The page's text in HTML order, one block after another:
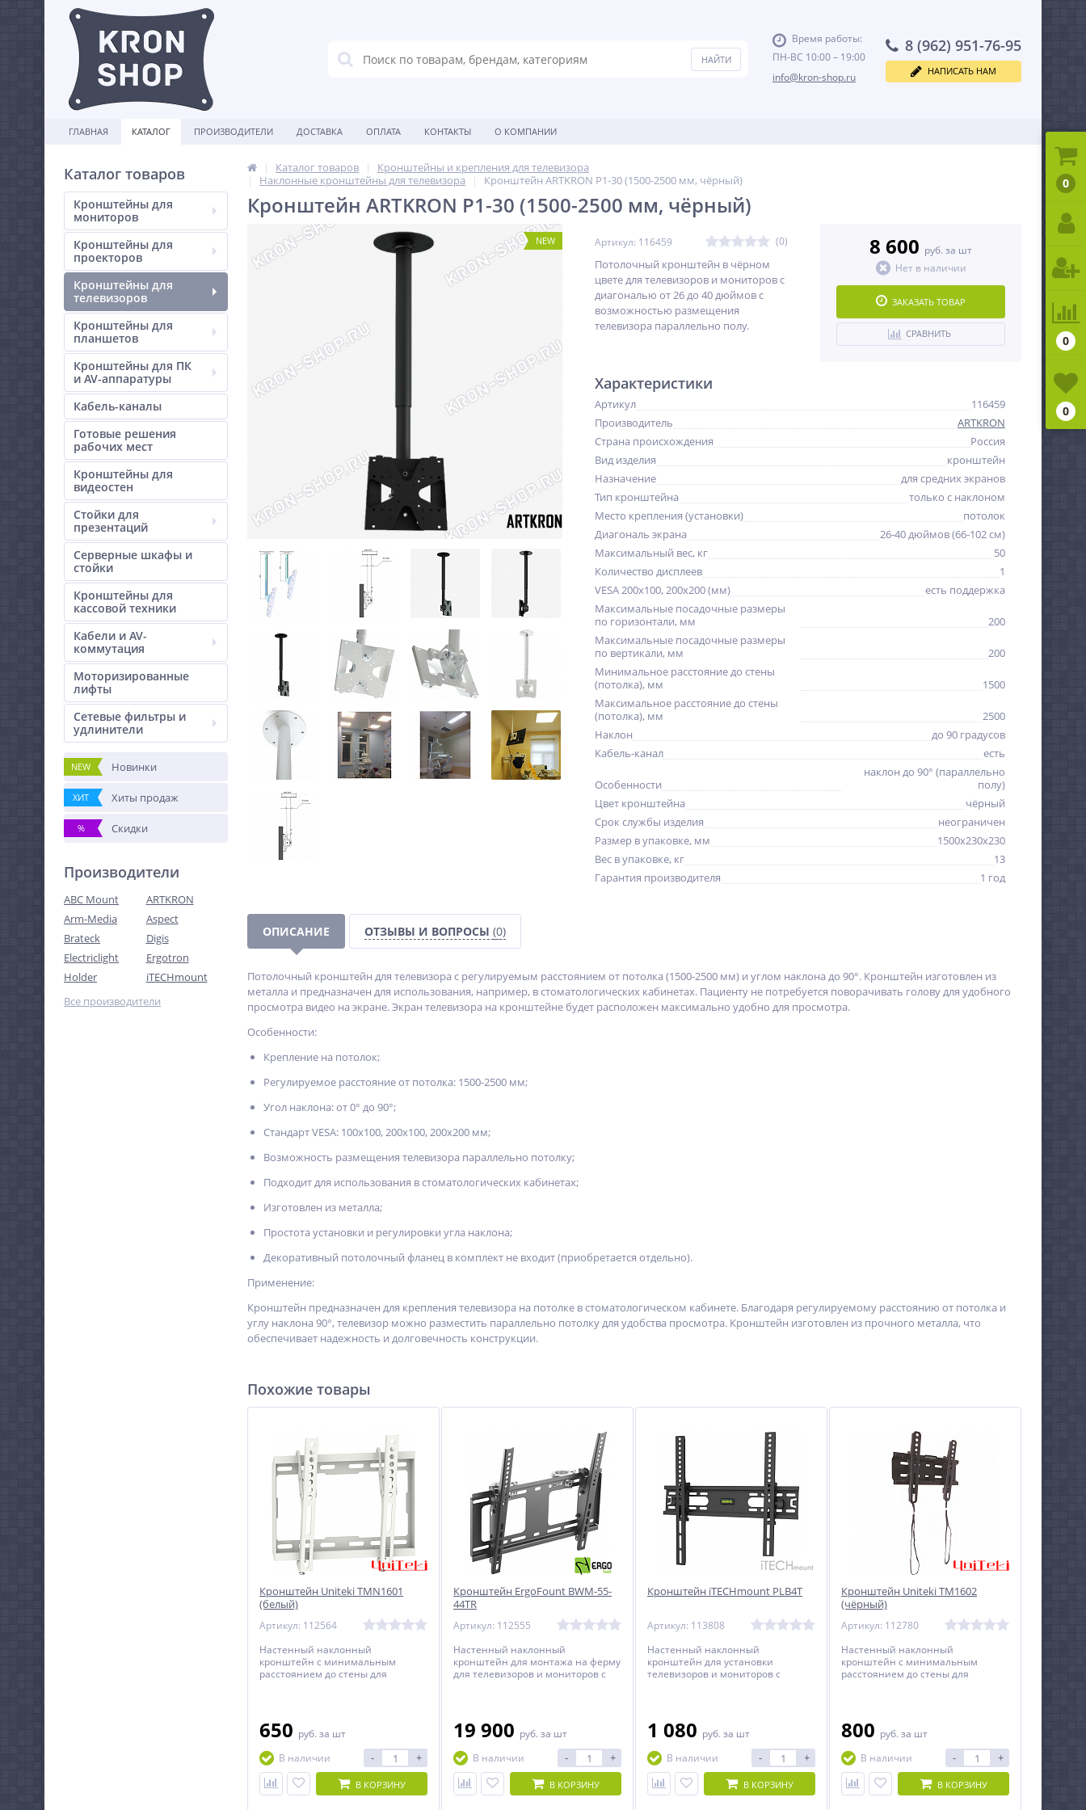
Время работы:
ПН-ВС 10:00 – 19:00
info@kron-shop.ru
8 (962) 951-76-95
НАПИСАТЬ НАМ
ГЛАВНАЯ КАТАЛОГ ПРОИЗВОДИТЕЛИ ДОСТАВКА ОПЛАТА КОНТАКТЫ О КОМПАНИИ
Каталог товаров
Кронштейны для
мониторов
Кронштейны для
проекторов
Кронштейны для
телевизоров
Кронштейны для
планшетов
Кронштейны для ПК
и AV-аппаратуры
Кабель-каналы
Готовые решения
рабочих мест
Кронштейны для
видеостен
Стойки для
презентаций
Серверные шкафы и
стойки
Кронштейны для
кассовой техники
Кабели и AV-
коммутация
Моторизированные
лифты
Сетевые фильтры и
удлинители
NEW Новинки
ХИТ Хиты продаж
% Скидки
Производители
ABC Mount
ARTKRON
Arm-Media
Aspect
Brateck
Digis
Electriclight
Ergotron
Holder
iTECHmount
Все производители
Каталог товаров
Кронштейны и крепления для телевизора
Наклонные кронштейны для телевизора
Кронштейн ARTKRON P1-30 (1500-2500 мм, чёрный)
Кронштейн ARTKRON P1-30 (1500-2500 мм, чёрный)
NEW Артикул: 116459 (0)
Потолочный кронштейн в чёрном
цвете для телевизоров и мониторов с
диагональю от 26 до 40 дюймов c
возможностью размещения
телевизора параллельно полу.
8 600 руб. за шт
Нет в наличии
ЗАКАЗАТЬ ТОВАР
СРАВНИТЬ
Характеристики
Артикул
116459
Производитель
ARTKRON
Страна происхождения
Россия
Вид изделия
кронштейн
Назначение
для средних экранов
Тип кронштейна
только с наклоном
Место крепления (установки)
потолок
Диагональ экрана
26-40 дюймов (66-102 см)
Максимальный вес, кг
50
Количество дисплеев
1
VESA 200x100, 200x200 (мм)
есть поддержка
Максимальные посадочные размеры
по горизонтали, мм
200
Максимальные посадочные размеры
по вертикали, мм
200
Минимальное расстояние до стены
(потолка), мм
1500
Максимальное расстояние до стены
(потолка), мм
2500
Наклон
до 90 градусов
Кабель-канал
есть
Особенности
наклон до 90° (параллельно
полу)
Цвет кронштейна
чёрный
Срок службы изделия
неограничен
Размер в упаковке, мм
1500x230x230
Вес в упаковке, кг
13
Гарантия производителя
1 год
ОПИСАНИЕ ОТЗЫВЫ И ВОПРОСЫ (0)
Потолочный кронштейн для телевизора с регулируемым расстоянием от потолка (1500-2500 мм) и углом наклона до 90°. Кронштейн изготовлен из
металла и предназначен для использования, например, в стоматологических кабинетах. Пациенту не потребуется поворачивать голову для удобного
просмотра видео на экране. Экран телевизора на кронштейне будет расположен максимально удобно для просмотра.
Особенности:
Крепление на потолок;
Регулируемое расстояние от потолка: 1500-2500 мм;
Угол наклона: от 0° до 90°;
Стандарт VESA: 100x100, 200x100, 200x200 мм;
Возможность размещения телевизора параллельно потолку;
Подходит для использования в стоматологических кабинетах;
Изготовлен из металла;
Простота установки и регулировки угла наклона;
Декоративный потолочный фланец в комплект не входит (приобретается отдельно).
Применение:
Кронштейн предназначен для крепления телевизора на потолке в стоматологическом кабинете. Благодаря регулируемому расстоянию от потолка и
углу наклона 90°, телевизор можно разместить параллельно потолку для удобства просмотра. Кронштейн изготовлен из прочного металла, что
обеспечивает надежность и долговечность конструкции.
Похожие товары
Кронштейн Uniteki TMN1601
(белый)
Артикул: 112564
Настенный наклонный
кронштейн с минимальным
расстоянием до стены для
650 руб. за шт
В наличии
- +
В КОРЗИНУ
Кронштейн ErgoFount BWM-55-
44TR
Артикул: 112555
Настенный наклонный
кронштейн для монтажа на ферму
для телевизоров и мониторов с
19 900 руб. за шт
В наличии
- +
В КОРЗИНУ
Кронштейн iTECHmount PLB4T
Артикул: 113808
Настенный наклонный
кронштейн для установки
телевизоров и мониторов с
1 080 руб. за шт
В наличии
- +
В КОРЗИНУ
Кронштейн Uniteki TM1602
(чёрный)
Артикул: 112780
Настенный наклонный
кронштейн с минимальным
расстоянием до стены для
800 руб. за шт
В наличии
- +
В КОРЗИНУ
0
0
0